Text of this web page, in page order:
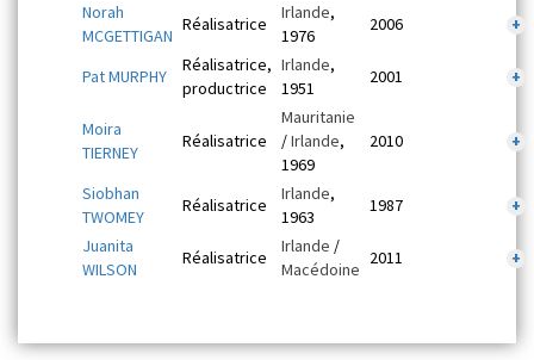
Norah
MCGETTIGAN
Réalisatrice
Irlande,
1976
2006 +
Pat MURPHY
Réalisatrice,
productrice
Irlande,
1951
2001 +
Moira
TIERNEY
Réalisatrice
Mauritanie
/Irlande,
1969
2010 +
Siobhan
TWOMEY
Réalisatrice
Irlande,
1963
1987
+
Juanita
WILSON
Réalisatrice
Irlande /
Macédoine
2011 +